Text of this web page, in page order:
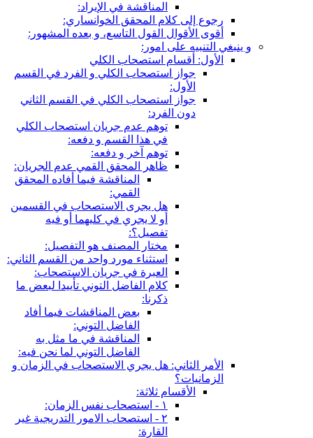
المناقشة في الإيراد:
رجوع إلى كلام المحقق الخوانساري:
أقوى الأقوال القول التاسع، و بعده المشهور:
و ينبغي التنبيه على امور:
الأول: أقسام استصحاب الكلي
جواز استصحاب الكلي و الفرد في القسم
الأول:
جواز استصحاب الكلي في القسم الثاني
دون الفرد:
توهم عدم جريان استصحاب الكلي
في هذا القسم و دفعه:
توهم آخر و دفعه:
ظاهر المحقق القمي عدم الجريان:
المناقشة فيما أفاده المحقق
القمي:
هل يجرى الاستصحاب في القسمين
أو لا يجري في كليهما أو فيه
تفصيل؟:
مختار المصنف هو التفصيل:
استثناء مورد واحد من القسم الثاني:
العبرة في جريان الاستصحاب:
كلام الفاضل التوني تأييدا لبعض ما
ذكرنا:
بعض المناقشات فيما أفاد
الفاضل التوني:
المناقشة في ما مثل به
الفاضل التوني لما نحن فيه:
الأمر الثاني: هل يجري الاستصحاب في الزمان و
الزمانيات؟
الأقسام ثلاثة:
١ - استصحاب نفس الزمان:
٢ - استصحاب الامور التدريجية غير
القارة: